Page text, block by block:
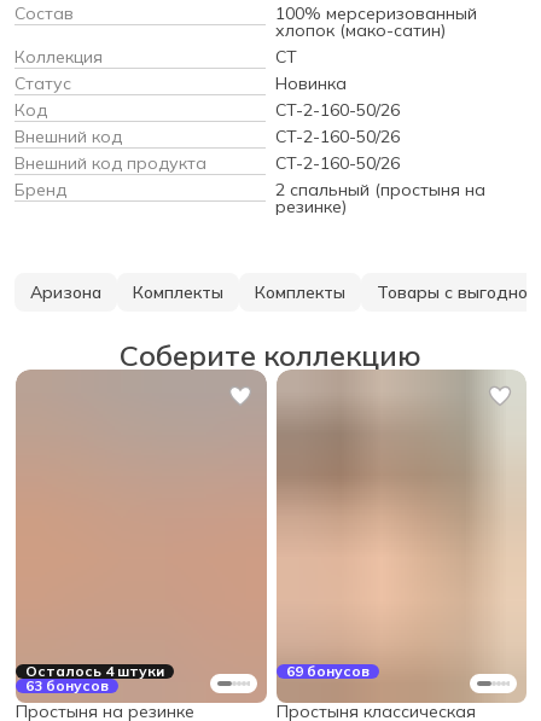
Состав
100% мерсеризованный
хлопок (мако-сатин)
Коллекция
CT
Статус
Новинка
Код
CT-2-160-50/26
Внешний код
CT-2-160-50/26
Внешний код продукта
CT-2-160-50/26
Бренд
2 спальный (простыня на
резинке)
Аризона Комплекты Комплекты Товары с
Соберите коллекцию
Осталось 4 штуки
63 бонусов
Простыня на резинке
69 бонусов
Простыня классическая